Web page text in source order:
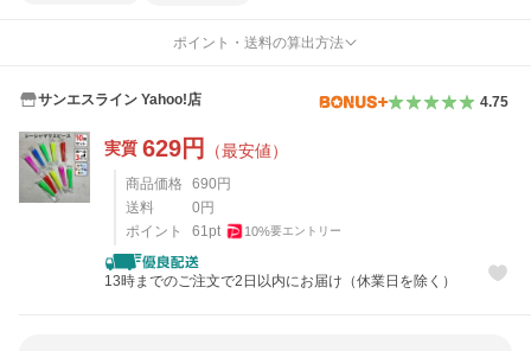
ポイント・送料の算出方法
サンエスライン Yahoo!店 4.75
実質 629円 （最安値）
商品価格 690 円
送料
0 円
ポイント
61pt 10%要エントリー
13時までのご注文で2日以内にお届け（休業日を除く）